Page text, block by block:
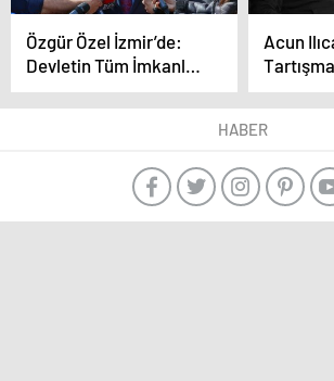
Özgür Özel İzmir’de:
Devletin Tüm İmkanları
Bir Parti İçin Seferber
Edildi
Acun
Sözler:
Saatleri
Değecek
HABER